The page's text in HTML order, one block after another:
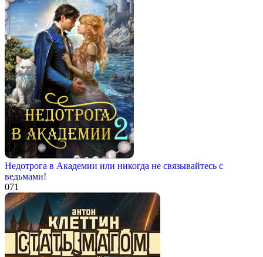
Недотрога в Академии или никогда не связывайтесь с
ведьмами!
071